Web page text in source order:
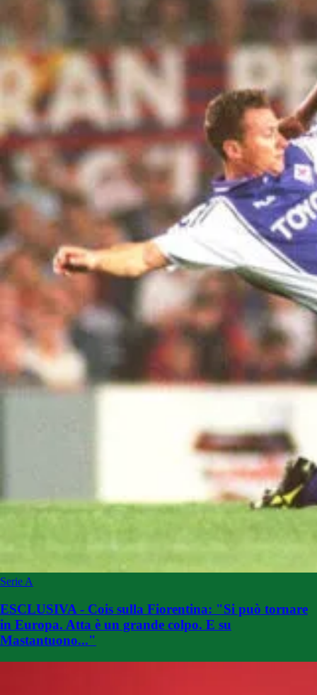
Serie A
ESCLUSIVA - Cois sulla Fiorentina: "Si può tornare
in Europa. Atta è un grande colpo. E su
Mastantuono..."